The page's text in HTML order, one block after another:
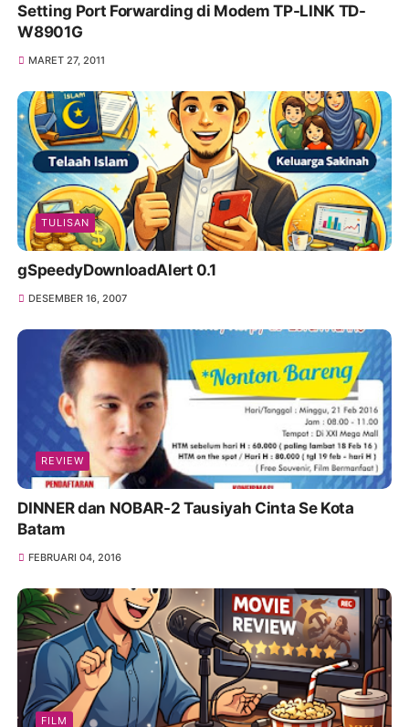
Setting Port Forwarding di Modem TP-LINK TD-
W8901G
MARET 27, 2011
TULISAN
gSpeedyDownloadAlert 0.1
DESEMBER 16, 2007
REVIEW
DINNER dan NOBAR-2 Tausiyah Cinta Se Kota
Batam
FEBRUARI 04, 2016
FILM